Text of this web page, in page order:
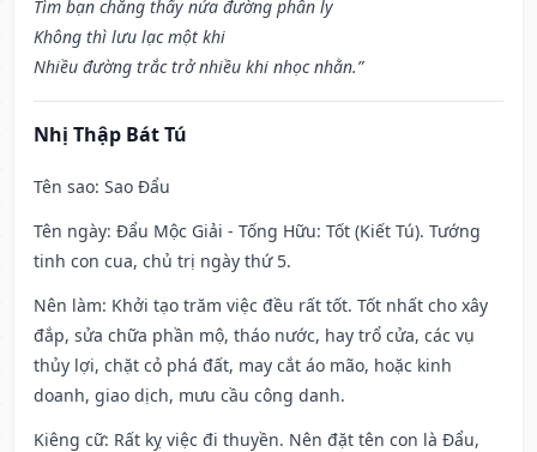
Tìm bạn chẳng thấy nửa đường phân ly
Không thì lưu lạc một khi
Nhiều đường trắc trở nhiều khi nhọc nhằn.”
Nhị Thập Bát Tú
Tên sao: Sao Đẩu
Tên ngày: Đẩu Mộc Giải - Tống Hữu: Tốt (Kiết Tú). Tướng
tinh con cua, chủ trị ngày thứ 5.
Nên làm: Khởi tạo trăm việc đều rất tốt. Tốt nhất cho xây
đắp, sửa chữa phần mộ, tháo nước, hay trổ cửa, các vụ
thủy lợi, chặt cỏ phá đất, may cắt áo mão, hoặc kinh
doanh, giao dịch, mưu cầu công danh.
Kiêng cữ: Rất kỵ việc đi thuyền. Nên đặt tên con là Đẩu,